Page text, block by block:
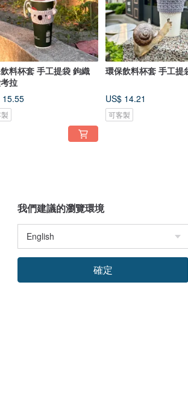
料杯套 手工提袋 鉤織
拉
15.55
環保飲料杯套 手工提
US$ 14.21
可客製
我們建議的瀏覽環境
確定